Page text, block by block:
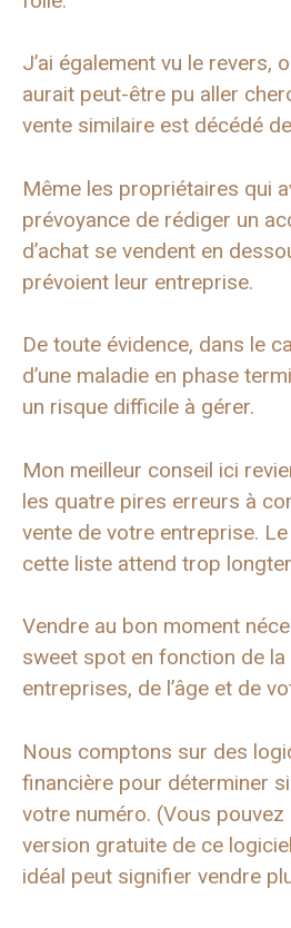
J’ai également vu le revers,
aurait peut-être pu aller
vente similaire est décédé
Même les propriétaires qui
prévoyance de rédiger un
d’achat se vendent en
prévoient leur entreprise.
De toute évidence, dans le
d’une maladie en phase
un risque difficile à gérer.
Mon meilleur conseil ici
les quatre pires erreurs à
vente de votre entreprise.
cette liste attend trop
Vendre au bon moment
sweet spot en fonction de
entreprises, de l’âge et de
Nous comptons sur des
financière pour déterminer
votre numéro. (Vous pouvez
version gratuite de ce
idéal peut signifier vendre